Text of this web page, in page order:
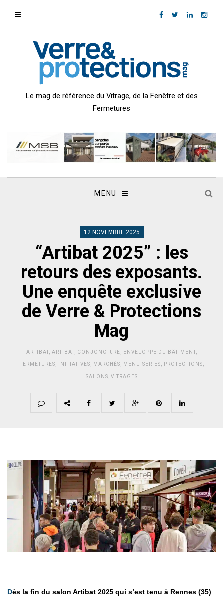
Le mag de référence du Vitrage, de la Fenêtre et des
Fermetures
MENU
12 NOVEMBRE 2025
“Artibat 2025” : les
retours des exposants.
Une enquête exclusive
de Verre & Protections
Mag
ARTIBAT, ARTIBAT, CONJONCTURE ENVELOPPE DU BÂTIMENT,
FERMETURES INITIATIVES MARCHÉS MENUISERIES PROTECTIONS
SALONS VITRAGES
Dès la fin du salon Artibat 2025 qui s’est tenu à Rennes (35)